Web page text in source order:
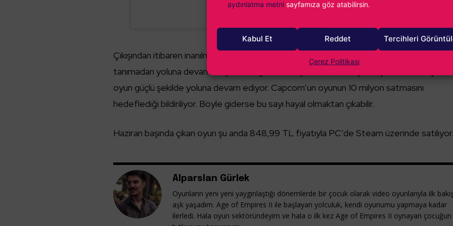
aydınlatma metni sayfamıza göz atabilirsin.
Kabul Et Reddet Tercihleri
Çerez Politikası
Çıkışından itibaren inanılmaz popüler bir oyun haline gelen
tanımadan yoluna devam ediyor. İlk 3 günde 1 milyondan fazla oyuncuyu kendisine çeken
oyun güçlü şekilde yoluna devam ediyor. Capcom’un oyunun 10 milyon satmasını
hedeflediği bildiriliyor. Böyle giderse bu sayı hayal olmaktan çıkabilir.
Haziran başında çıkan oyun şu anda 848,99 TL fiyatıyla PC’de Steam üzerinde satılıyor.
Alparslan Gürlek
Oyunların yeni yeni yaygınlaştığı dönemlerde bir çocuk olarak video oyunlarıyla ilk
aşk yaşadım. Age of Empires II ile başlayan yolculuk, kendi oyunumu yapmaya kadar
ilerledi. Hala oyun sektöründeyim ve hala o ilk kez Age of Empires II oynayan çocuğun